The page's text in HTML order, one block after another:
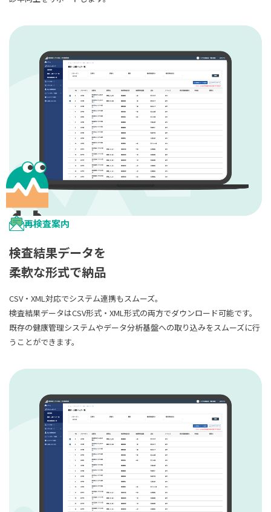
再検査案内
検査結果データを
柔軟な形式で納品
CSV・XML対応でシステム連携もスムーズ。
検査結果データはCSV形式・XML形式の両方でダウンロード可能です。
既存の健康管理システムやデータ分析基盤への取り込みをスムーズに行
うことができます。